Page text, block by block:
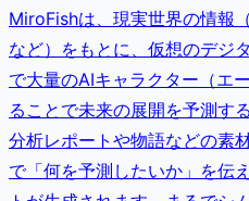
MiroFishは、現実世界の情報
など）をもとに、仮想のデジ
で大量のAIキャラクター（エ
ることで未来の展開を予測す
分析レポートや物語などの素
で「何を予測したいか」を伝